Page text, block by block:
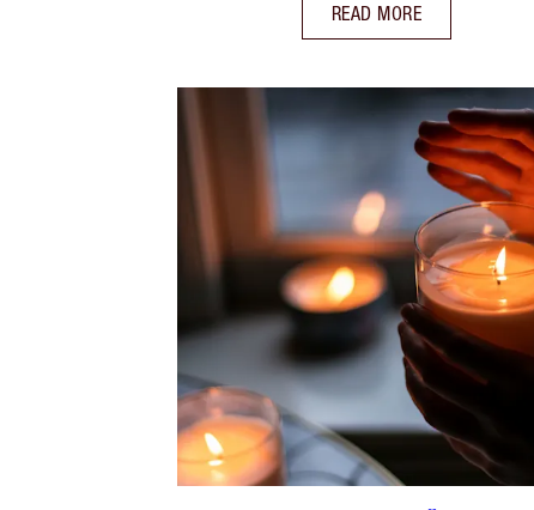
READ MORE